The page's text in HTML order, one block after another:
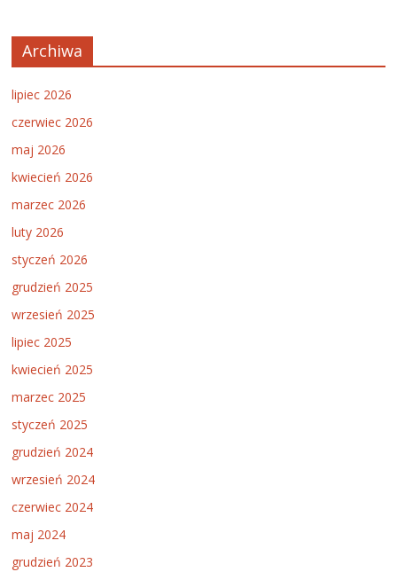
Archiwa
lipiec 2026
czerwiec 2026
maj 2026
kwiecień 2026
marzec 2026
luty 2026
styczeń 2026
grudzień 2025
wrzesień 2025
lipiec 2025
kwiecień 2025
marzec 2025
styczeń 2025
grudzień 2024
wrzesień 2024
czerwiec 2024
maj 2024
grudzień 2023